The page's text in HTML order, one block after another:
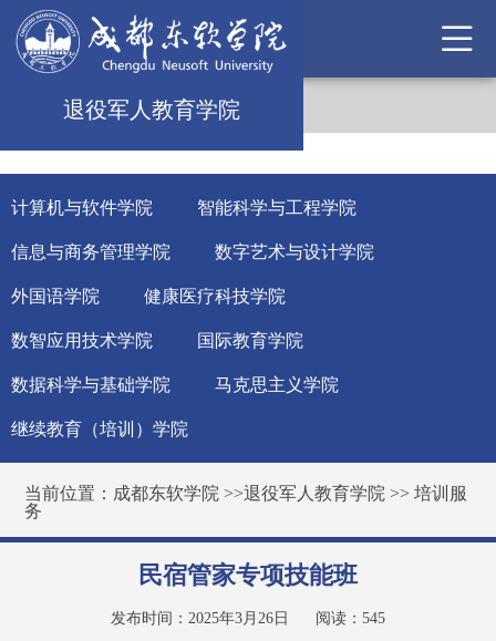
退役军人教育学院
计算机与软件学院 智能科学与工程学院
信息与商务管理学院 数字艺术与设计学院
外国语学院 健康医疗科技学院
数智应用技术学院 国际教育学院
数据科学与基础学院 马克思主义学院
继续教育（培训）学院
当前位置： 成都东软学院 >>退役军人教育学院 >>培训服
务
民宿管家专项技能班
发布时间：2025年3月26日 阅读： 545